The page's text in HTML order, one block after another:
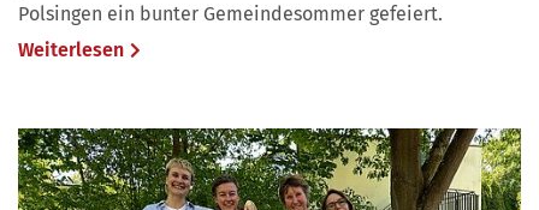
Polsingen ein bunter Gemeindesommer gefeiert.
Weiterlesen